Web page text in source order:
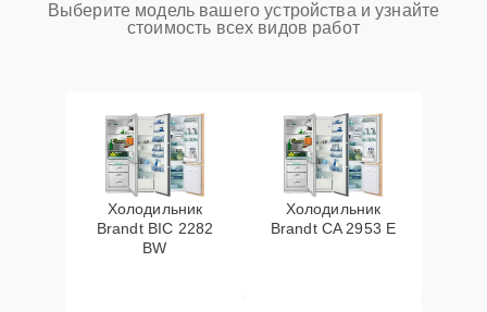
Выберите модель вашего устройства и узнайте
стоимость всех видов работ
Холодильник
Brandt BIC 2282
BW
Холодильник
Brandt CA 2953 E